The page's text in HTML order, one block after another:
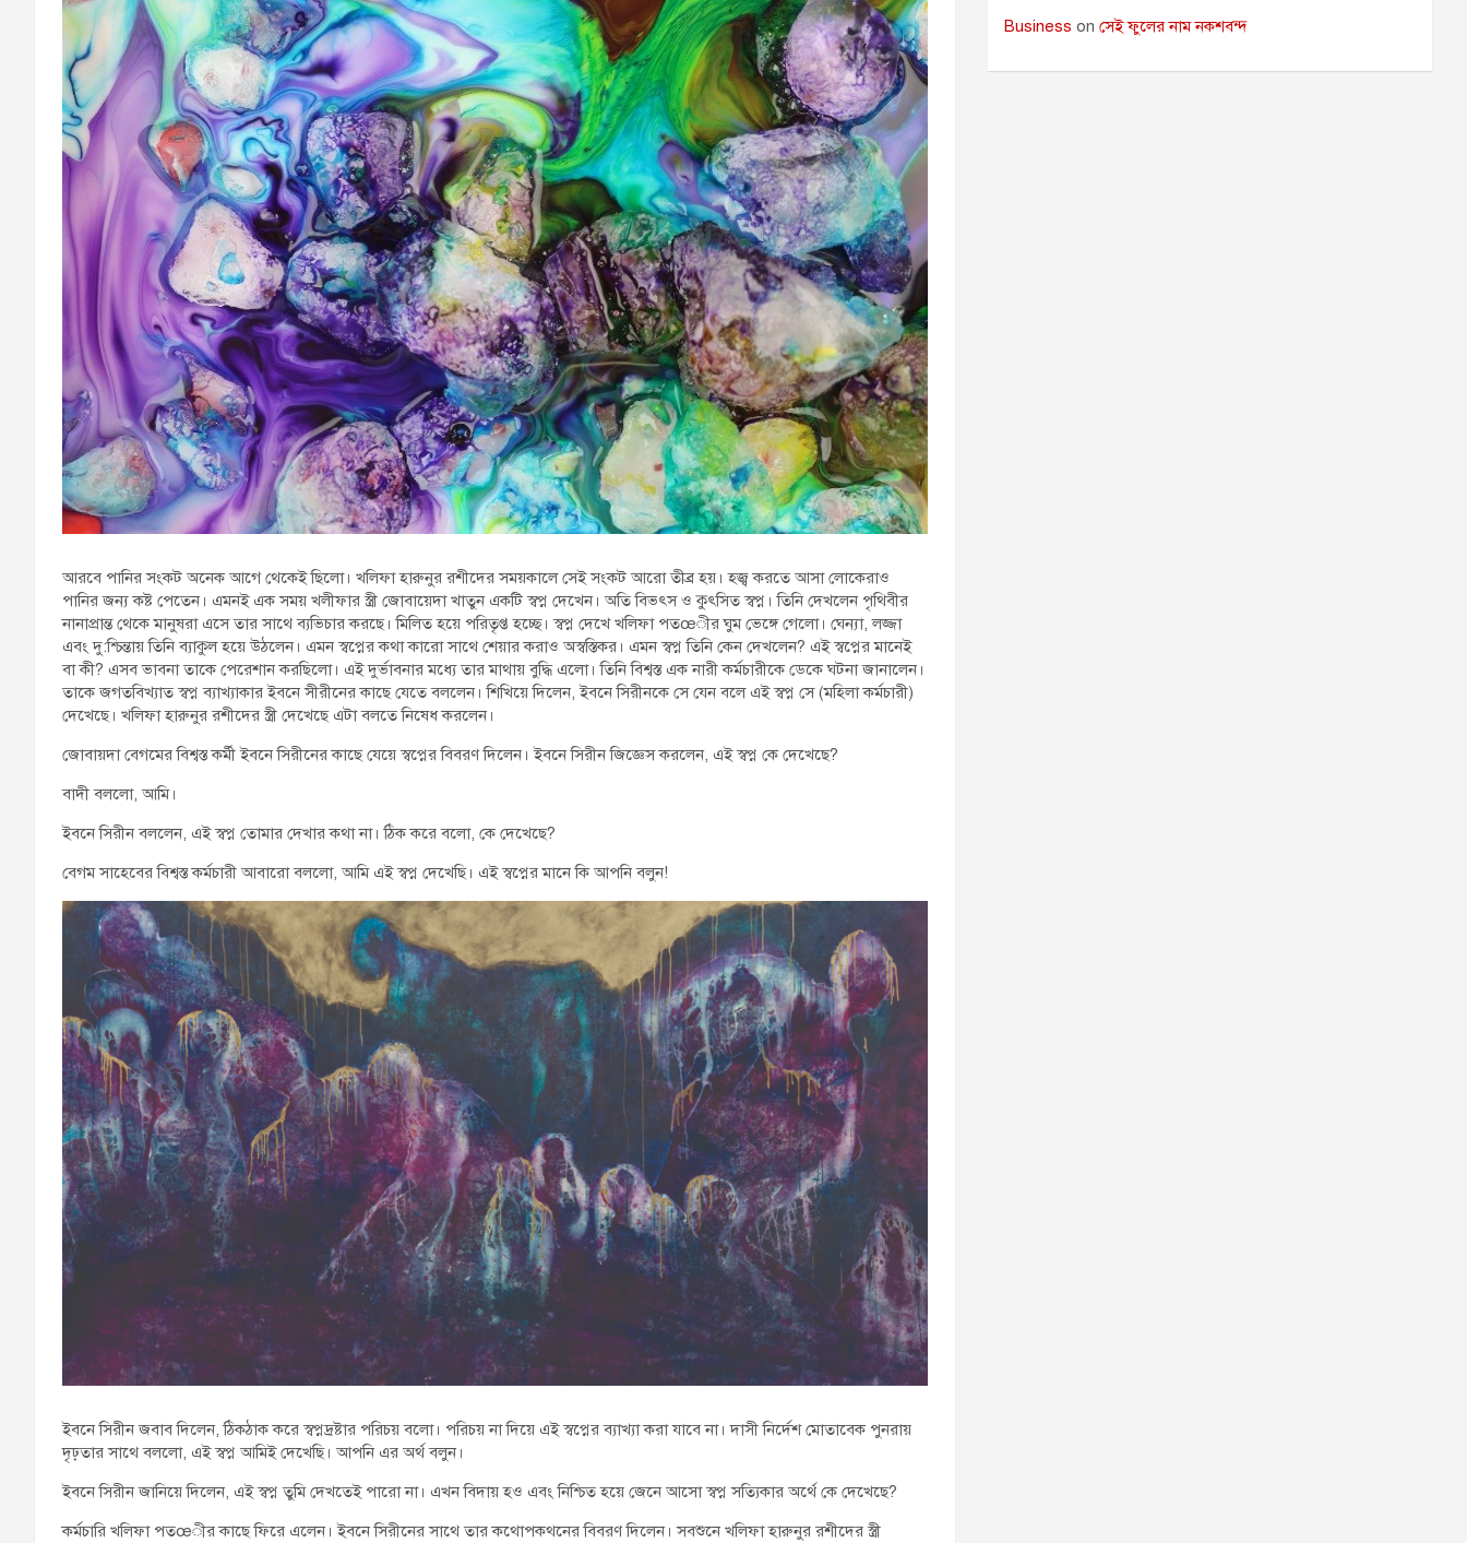
আরবে পানির সংকট অনেক আগে থেকেই ছিলো। খলিফা হারুনুর রশীদের সময়কালে সেই সংকট আরো তীব্র হয়। হজ্ব করতে আসা লোকেরাও
পানির জন্য কষ্ট পেতেন। এমনই এক সময় খলীফার স্ত্রী জোবায়েদা খাতুন একটি স্বপ্ন দেখেন। অতি বিভৎস ও কুৎসিত স্বপ্ন। তিনি দেখলেন পৃথিবীর
নানাপ্রান্ত থেকে মানুষরা এসে তার সাথে ব্যভিচার করছে। মিলিত হয়ে পরিতৃপ্ত হচ্ছে। স্বপ্ন দেখে খলিফা পতœীর ঘুম ভেঙ্গে গেলো। ঘেন্যা, লজ্জা
এবং দু:শ্চিন্তায় তিনি ব্যাকুল হয়ে উঠলেন। এমন স্বপ্নের কথা কারো সাথে শেয়ার করাও অস্বস্তিকর। এমন স্বপ্ন তিনি কেন দেখলেন? এই স্বপ্নের মানেই
বা কী? এসব ভাবনা তাকে পেরেশান করছিলো। এই দুর্ভাবনার মধ্যে তার মাথায় বুদ্ধি এলো। তিনি বিশ্বস্ত এক নারী কর্মচারীকে ডেকে ঘটনা জানালেন।
তাকে জগতবিখ্যাত স্বপ্ন ব্যাখ্যাকার ইবনে সীরীনের কাছে যেতে বললেন। শিখিয়ে দিলেন, ইবনে সিরীনকে সে যেন বলে এই স্বপ্ন সে (মহিলা কর্মচারী)
দেখেছে। খলিফা হারুনুর রশীদের স্ত্রী দেখেছে এটা বলতে নিষেধ করলেন।
জোবায়দা বেগমের বিশ্বস্ত কর্মী ইবনে সিরীনের কাছে যেয়ে স্বপ্নের বিবরণ দিলেন। ইবনে সিরীন জিজ্ঞেস করলেন, এই স্বপ্ন কে দেখেছে?
বাদী বললো, আমি।
ইবনে সিরীন বললেন, এই স্বপ্ন তোমার দেখার কথা না। ঠিক করে বলো, কে দেখেছে?
বেগম সাহেবের বিশ্বস্ত কর্মচারী আবারো বললো, আমি এই স্বপ্ন দেখেছি। এই স্বপ্নের মানে কি আপনি বলুন!
ইবনে সিরীন জবাব দিলেন, ঠিকঠাক করে স্বপ্নদ্রষ্টার পরিচয় বলো। পরিচয় না দিয়ে এই স্বপ্নের ব্যাখ্যা করা যাবে না। দাসী নির্দেশ মোতাবেক পুনরায়
দৃঢ়তার সাথে বললো, এই স্বপ্ন আমিই দেখেছি। আপনি এর অর্থ বলুন।
ইবনে সিরীন জানিয়ে দিলেন, এই স্বপ্ন তুমি দেখতেই পারো না। এখন বিদায় হও এবং নিশ্চিত হয়ে জেনে আসো স্বপ্ন সত্যিকার অর্থে কে দেখেছে?
কর্মচারি খলিফা পতœীর কাছে ফিরে এলেন। ইবনে সিরীনের সাথে তার কথোপকথনের বিবরণ দিলেন। সবশুনে খলিফা হারুনুর রশীদের স্ত্রী
Business onসেই ফুলের নাম নকশবন্দ